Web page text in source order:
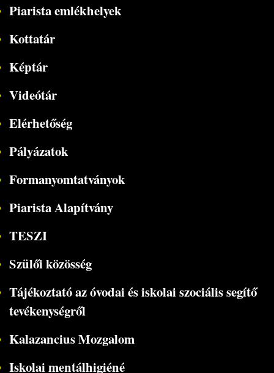
Piarista emlékhelyek
Kottatár
Képtár
Videótár
Elérhetőség
Pályázatok
Formanyomtatványok
Piarista Alapítvány
TESZI
Szülői közösség
Tájékoztató az óvodai és iskolai szociális segítő
tevékenységről
Kalazancius Mozgalom
Iskolai mentálhigiéné